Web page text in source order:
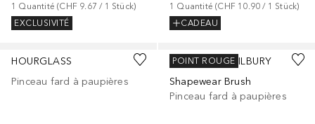
1 Quantité (CHF 9.67 / 1 Stück)
EXCLUSIVITÉ
1 Quantité (CHF 10.90 / 1 Stück)
CADEAU
HOURGLASS
Pinceau fard à paupières
CHARLOTTE TILBURY
Shapewear Brush
Pinceau fard à paupières
POINT ROUGE